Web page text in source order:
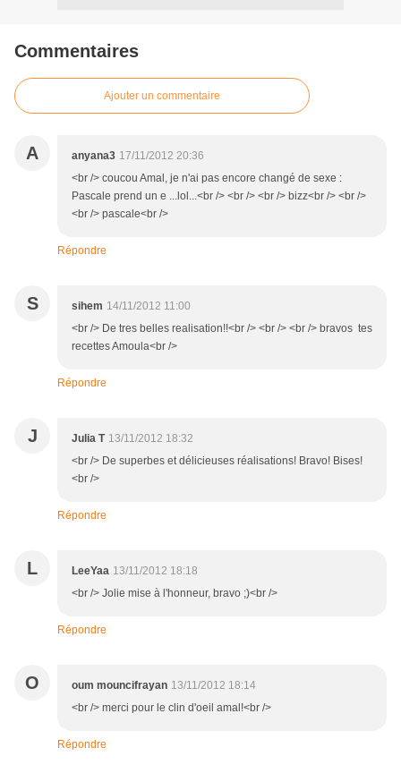
Commentaires
Ajouter un commentaire
A anyana3 17/11/2012 20:36
<br /> coucou Amal, je n'ai pas encore changé de sexe :
Pascale prend un e ...lol...<br /> <br /> <br /> bizz<br /> <br />
<br /> pascale<br />
Répondre
S sihem 14/11/2012 11:00
<br /> De tres belles realisation!!<br /> <br /> <br /> bravos tes
recettes Amoula<br />
Répondre
J Julia T 13/11/2012 18:32
<br /> De superbes et délicieuses réalisations! Bravo! Bises!
<br />
Répondre
L LeeYaa 13/11/2012 18:18
<br /> Jolie mise à l'honneur, bravo ;)<br />
Répondre
O oum mouncifrayan 13/11/2012 18:14
<br /> merci pour le clin d'oeil amal!<br />
Répondre